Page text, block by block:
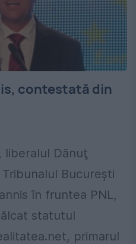
contestată din
liberalul Dănuţ
Bucureşti
în fruntea PNL,
statutul
primarul